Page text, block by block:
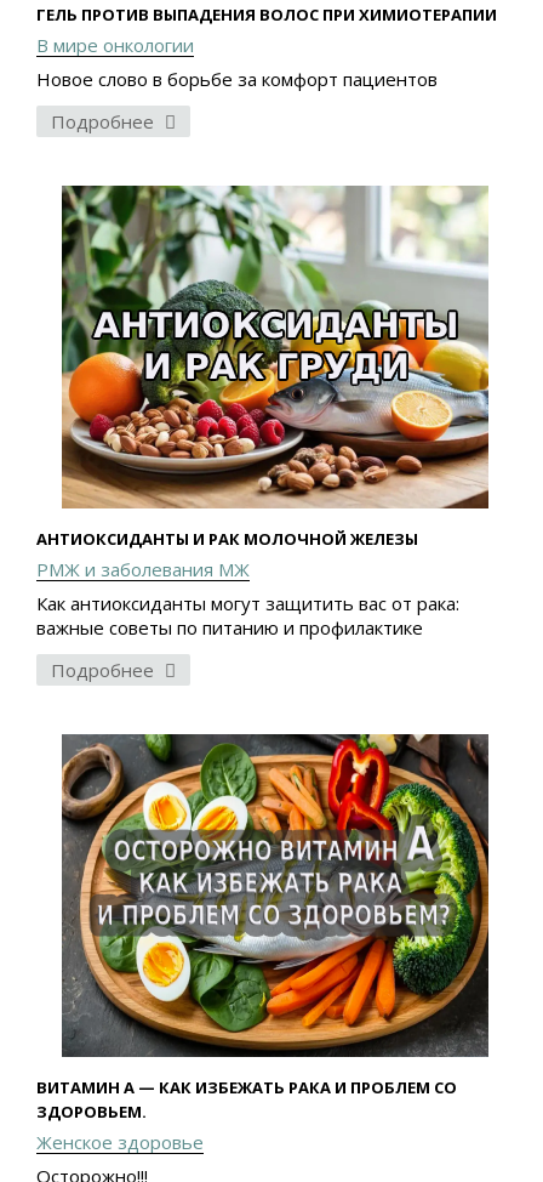
ГЕЛЬ ПРОТИВ ВЫПАДЕНИЯ ВОЛОС ПРИ ХИМИОТЕРАПИИ
В мире онкологии
Новое слово в борьбе за комфорт пациентов
Подробнее
АНТИОКСИДАНТЫ И РАК МОЛОЧНОЙ ЖЕЛЕЗЫ
РМЖ и заболевания МЖ
Как антиоксиданты могут защитить вас от рака:
важные советы по питанию и профилактике
Подробнее
ВИТАМИН A — КАК ИЗБЕЖАТЬ РАКА И ПРОБЛЕМ СО
ЗДОРОВЬЕМ.
Женское здоровье
Осторожно!!!